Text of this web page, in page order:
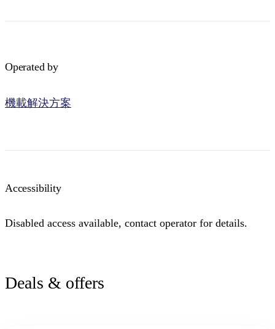
Operated by
機載解決方案
Accessibility
Disabled access available, contact operator for details.
Deals & offers